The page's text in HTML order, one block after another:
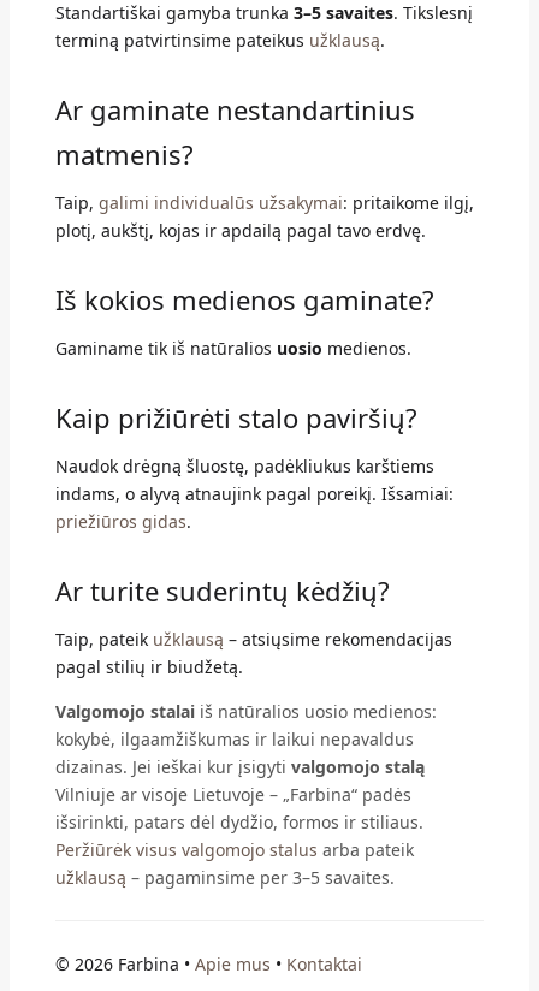
Standartiškai gamyba trunka 3–5 savaites. Tikslesnį
terminą patvirtinsime pateikus užklausą.
Ar gaminate nestandartinius
matmenis?
Taip, galimi individualūs užsakymai: pritaikome ilgį,
plotį, aukštį, kojas ir apdailą pagal tavo erdvę.
Iš kokios medienos gaminate?
Gaminame tik iš natūralios uosio medienos.
Kaip prižiūrėti stalo paviršių?
Naudok drėgną šluostę, padėkliukus karštiems
indams, o alyvą atnaujink pagal poreikį. Išsamiai:
priežiūros gidas.
Ar turite suderintų kėdžių?
Taip, pateik užklausą – atsiųsime rekomendacijas
pagal stilių ir biudžetą.
Valgomojo stalaiiš natūralios uosio medienos:
kokybė, ilgaamžiškumas ir laikui nepavaldus
dizainas. Jei ieškai kur įsigyti valgomojo stalą
Vilniuje ar visoje Lietuvoje – „Farbina“ padės
išsirinkti, patars dėl dydžio, formos ir stiliaus.
Peržiūrėk visus valgomojo stalus arba pateik
užklausą – pagaminsime per 3–5 savaites.
© 2026 Farbina • Apie mus • Kontaktai